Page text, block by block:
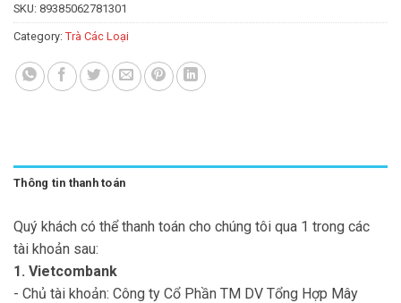
SKU: 89385062781301
Category: Trà Các Loại
Thông tin thanh toán
Quý khách có thể thanh toán cho chúng tôi qua 1 trong các
tài khoản sau:
1. Vietcombank
- Chủ tài khoản: Công ty Cổ Phần TM DV Tổng Hợp Mây